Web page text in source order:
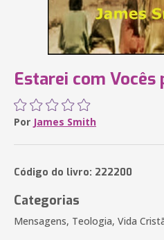
Estarei com Vocês
Por James Smith
Código do livro: 222200
Categorias
Mensagens, Teologia, Vida